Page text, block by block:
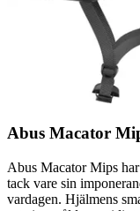
Abus Macator
Abus Macator Mips
tack vare sin
vardagen. Hjälmens